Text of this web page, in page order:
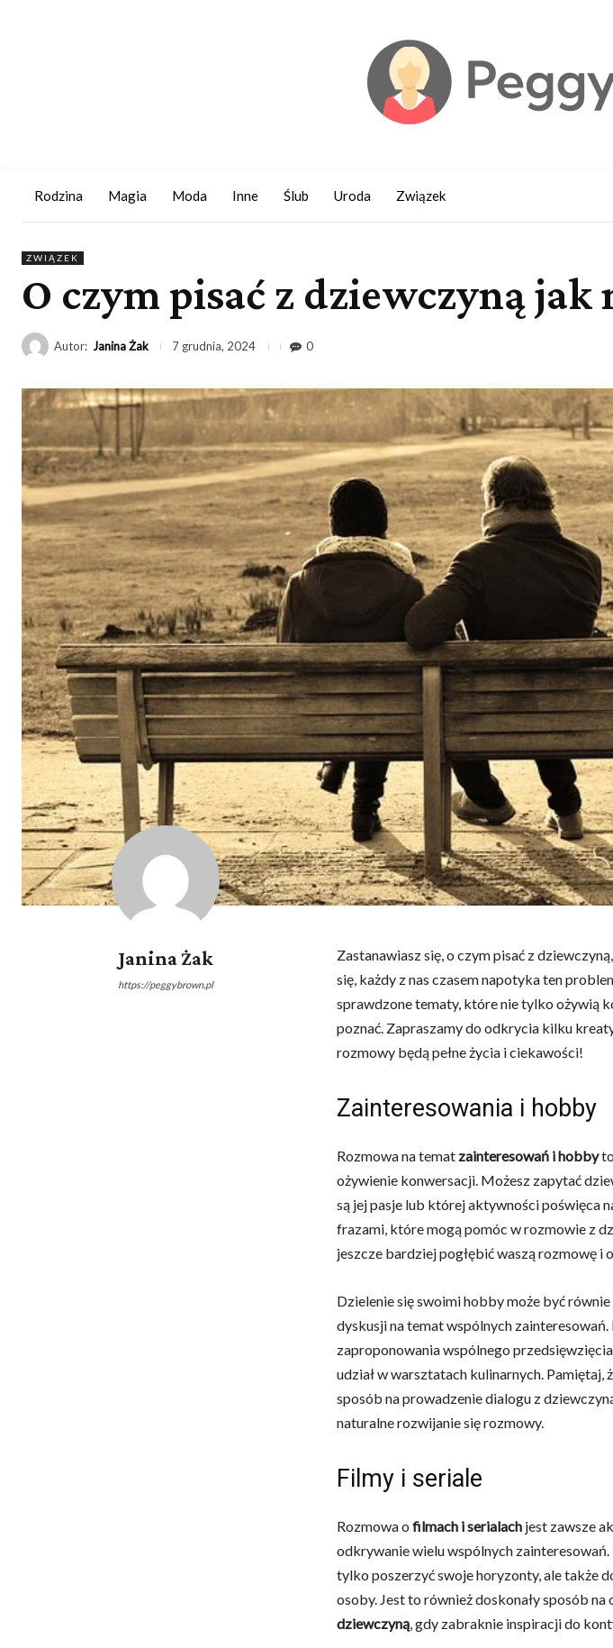
Rodzina Magia Moda Inne Ślub Uroda Związek
ZWIĄZEK
O czym pisać z dziewczyną jak
Autor: Janina Żak 7 grudnia, 2024 0
Janina Żak
https://peggybrown.pl
Zastanawiasz się, o czym pisać z
się, każdy z nas czasem napotyka ten
sprawdzone tematy, które nie tylko ożywią
poznać. Zapraszamy do odkrycia kilku
rozmowy będą pełne życia i ciekawości!
Zainteresowania i hobby
Rozmowa na temat zainteresowań i hobbyto
ożywienie konwersacji. Możesz zapytać
są jej pasje lub której aktywności poświęca
frazami, które mogą pomóc w rozmowie z
jeszcze bardziej pogłębić waszą rozmowę
Dzielenie się swoimi hobby może być
dyskusji na temat wspólnych
zaproponowania wspólnego
udział w warsztatach kulinarnych.
sposób na prowadzenie dialogu z
naturalne rozwijanie się rozmowy.
Filmy i seriale
Rozmowa o filmach i serialach jest zawsze
odkrywanie wielu wspólnych
tylko poszerzyć swoje horyzonty, ale także
osoby. Jest to również doskonały sposób na
dziewczyną, gdy zabraknie inspiracji do